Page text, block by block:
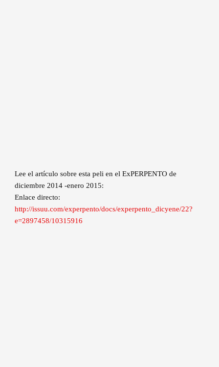
Lee el artículo sobre esta peli en el ExPERPENTO de
diciembre 2014 -enero 2015:
Enlace directo:
http://issuu.com/experpento/docs/experpento_dicyene/22?
e=2897458/10315916